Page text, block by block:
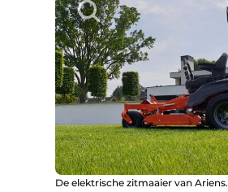
De elektrische zitmaaier van Ariens.